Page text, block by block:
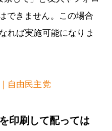
できません。この場合
れば実施可能になりま
自由民主党
印刷して配っては